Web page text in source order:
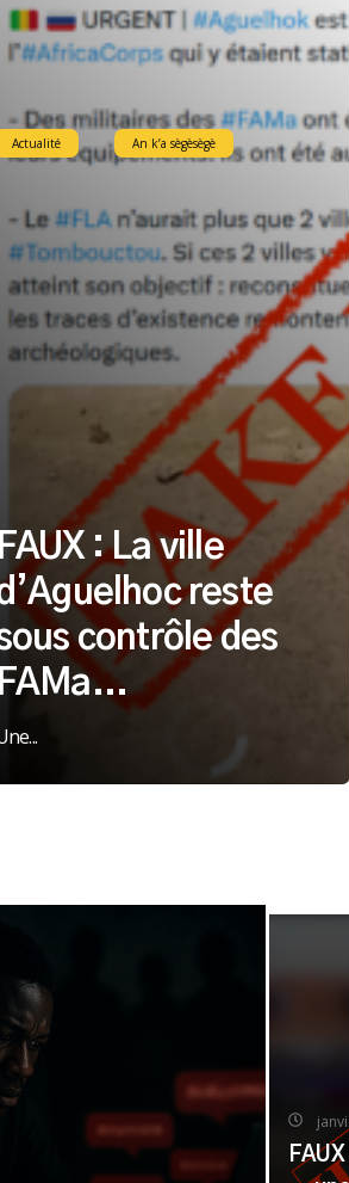
Actualité An k’a sègèsègè
FAUX : La ville
reste
contrôle des
FAMa...